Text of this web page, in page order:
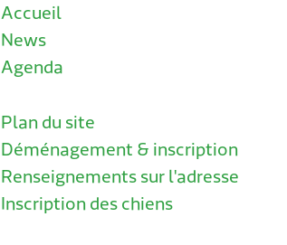
Accueil
News
Agenda
Plan du site
Déménagement & inscription
Renseignements sur l'adresse
Inscription des chiens